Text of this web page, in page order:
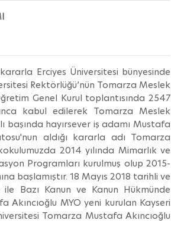
Erciyes Üniversitesi bünyesinde
Rektörlüğü’nün Tomarza Meslek
Genel Kurul toplantısında 2547
kabul edilerek Tomarza Meslek
başında hayırsever iş adamı Mustafa
aldığı kararla adı Tomarza
2014 yılında Mimarlık ve
Programları kurulmuş olup 2015-
başlamıştır. 18 Mayıs 2018 tarihli ve
ile Bazı Kanun ve Kanun Hükmünde
Akıncıoğlu MYO yeni kurulan Kayseri
Tomarza Mustafa Akıncıoğlu